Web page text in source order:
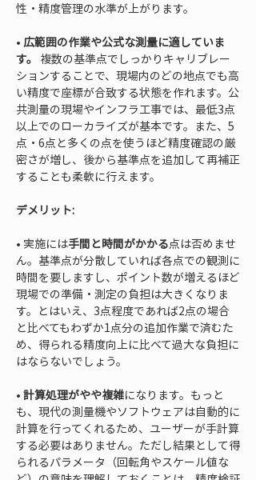
• 広範囲の作業や公式な測量に適していま
す。 複数の基準点でしっかりキャリブレー
ションすることで、現場内のどの地点でも高
い精度で座標が合致する状態を作れます。公
共測量の現場やインフラ工事では、最低3点
以上でのローカライズが基本です。また、5
点・6点と多くの点を使うほど精度確認の厳
密さが増し、後から基準点を追加して再補正
することも柔軟に行えます。
デメリット:
• 実施には手間と時間がかかる点は否めませ
ん。基準点が分散していれば各点での観測に
時間を要しますし、ポイント数が増えるほど
現場での準備・測定の負担は大きくなりま
す。とはいえ、3点程度であれば2点の場合
と比べてもわずか1点分の追加作業で済むた
め、得られる精度向上に比べて過大な負担に
• 計算処理がやや複雑になります。もっと
も、現代の測量機やソフトウェアは自動的に
計算を行ってくれるため、ユーザーが手計算
する必要はありません。ただし結果として得
られるパラメータ（回転角やスケール値な